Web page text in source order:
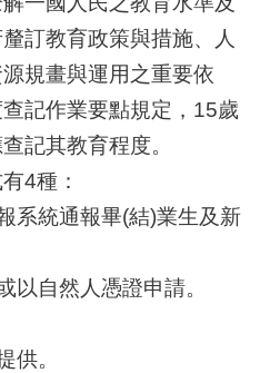
訂教育政策與措施、人
規畫與運用之重要依
記作業要點規定，15歲
記其教育程度。
4種：
系統通報畢(結)業生及新
以自然人憑證申請。
供。